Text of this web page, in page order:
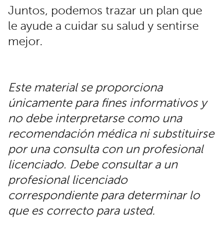
Juntos, podemos trazar un plan que
le ayude a cuidar su salud y sentirse
mejor.
Este material se proporciona
únicamente para fines informativos y
no debe interpretarse como una
recomendación médica ni substituirse
por una consulta con un profesional
licenciado. Debe consultar a un
profesional licenciado
correspondiente para determinar lo
que es correcto para usted.